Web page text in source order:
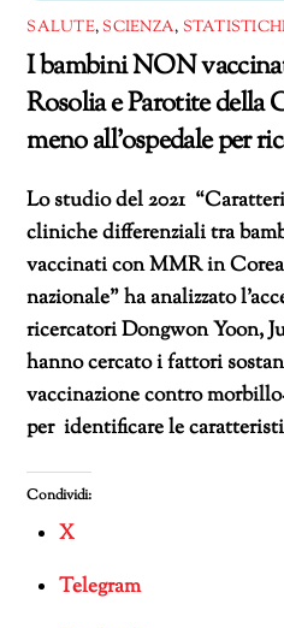
SALUTE,SCIENZA,
I bambini NON
Rosolia e Parotite della
meno all’ospedale per
Lo studio del 2021
cliniche differenziali tra
vaccinati con MMR in
nazionale” ha analizzato
ricercatori Dongwon Yoon,
hanno cercato i fattori
vaccinazione contro
per identificare le
Condividi:
X
Telegram